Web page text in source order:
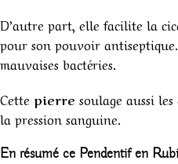
D’autre part, elle facilite la
pour son pouvoir
mauvaises bactéries.
Cette pierre soulage aussi
la pression sanguine.
En résumé ce Pendentif en